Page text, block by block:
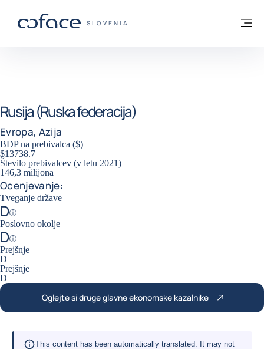
COFACE - ZAČETNA STRAN
SLOVENIA
Domov
Rusija (Ruska federacija)
Evropa, Azija
BDP na prebivalca ($)
$13738.7
Število prebivalcev (v letu 2021)
146,3 milijona
Ocenjevanje:
Tveganje države
D
Help
Poslovno okolje
D
Help
Prejšnje
D
Prejšnje
D
Oglejte si druge glavne ekonomske kazalnike
This content has been automatically translated. It may not